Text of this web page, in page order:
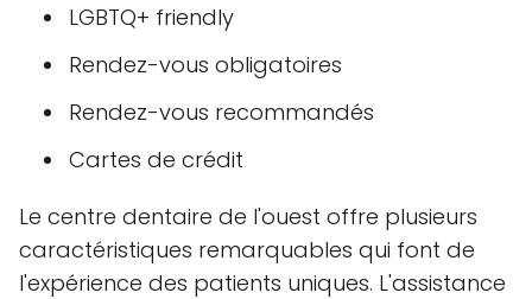
LGBTQ+ friendly
Rendez-vous obligatoires
Rendez-vous recommandés
Cartes de crédit
Le centre dentaire de l'ouest offre plusieurs
caractéristiques remarquables qui font de
l'expérience des patients uniques. L'assistance